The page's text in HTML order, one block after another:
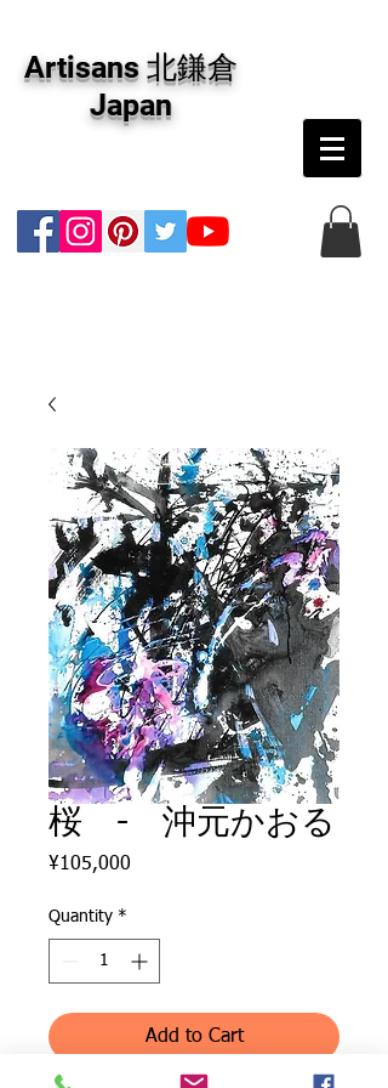
版画・切り絵など、コンテンポラリー並びにフ
ァインアートのオンライン販売をしています。
日本国内の抽象画・具象画の画家に加え、海外
のアーティストの作品もお取り寄せ頂けます。
インテリアとして、大切な方へのギフトとし
Artisans 北鎌倉
Japan
桜 - 沖元かおる
¥105,000
Quantity *
Add to Cart